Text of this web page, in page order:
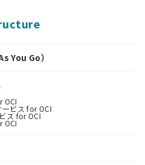
You Go）
OCI
ビス for OCI
ス for OCI
OCI